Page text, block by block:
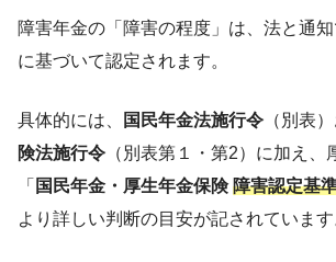
障害年金の「障害の程度」は、法と通
に基づいて認定されます。
具体的には、 国民年金法施行令 （別表
険法施行令 （別表第１・第2）に加え、
「 国民年金・厚生年金保険障害認定基
より詳しい判断の目安が記されています